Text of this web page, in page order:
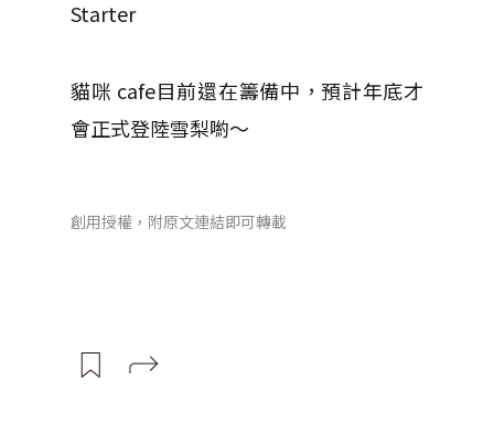
Starter
貓咪 cafe目前還在籌備中，預計年底才
會正式登陸雪梨喲～
創用授權，附原文連結即可轉載